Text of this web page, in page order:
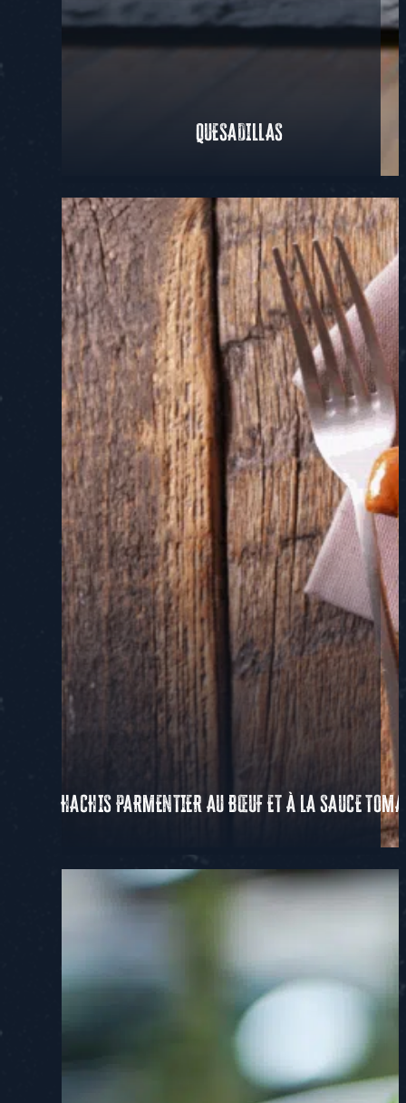
QUESADILLAS
HACHIS PARMENTIER AU BŒUF ET À LA SAUCE